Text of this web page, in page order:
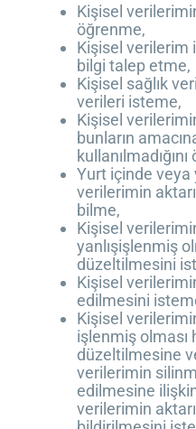
Kişisel
öğrenme,
Kişisel verilerim
bilgi talep etme,
Kişisel sağlık
verileri isteme,
Kişisel
bunların
Yurt içinde veya
verilerimin
bilme,
Kişisel
yanlışişlenmiş
düzeltilmesini
Kişisel
edilmesini
Kişisel
işlenmiş olması
düzeltilmesine
verilerimin
edilmesine
verilerimin